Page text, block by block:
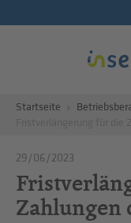
Startseite
29/06/2023
Zahlungen